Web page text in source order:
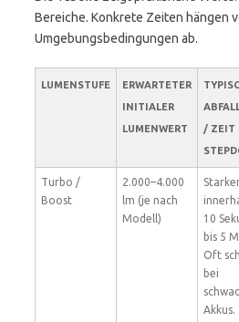
Bereiche. Konkrete Zeiten hängen
Umgebungsbedingungen ab.
LUMENSTUFE
ERWARTETER
INITIALER
LUMENWERT
/ ZEIT
Turbo /
Boost
2.000–4.000
lm (je nach
Modell)
10
bis 5
Oft
bei
Akkus.